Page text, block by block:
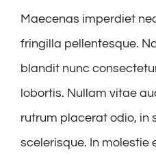
Maecenas imperdiet
fringilla pellentesque.
blandit nunc
lobortis. Nullam vitae
rutrum placerat odio, in
scelerisque. In molestie